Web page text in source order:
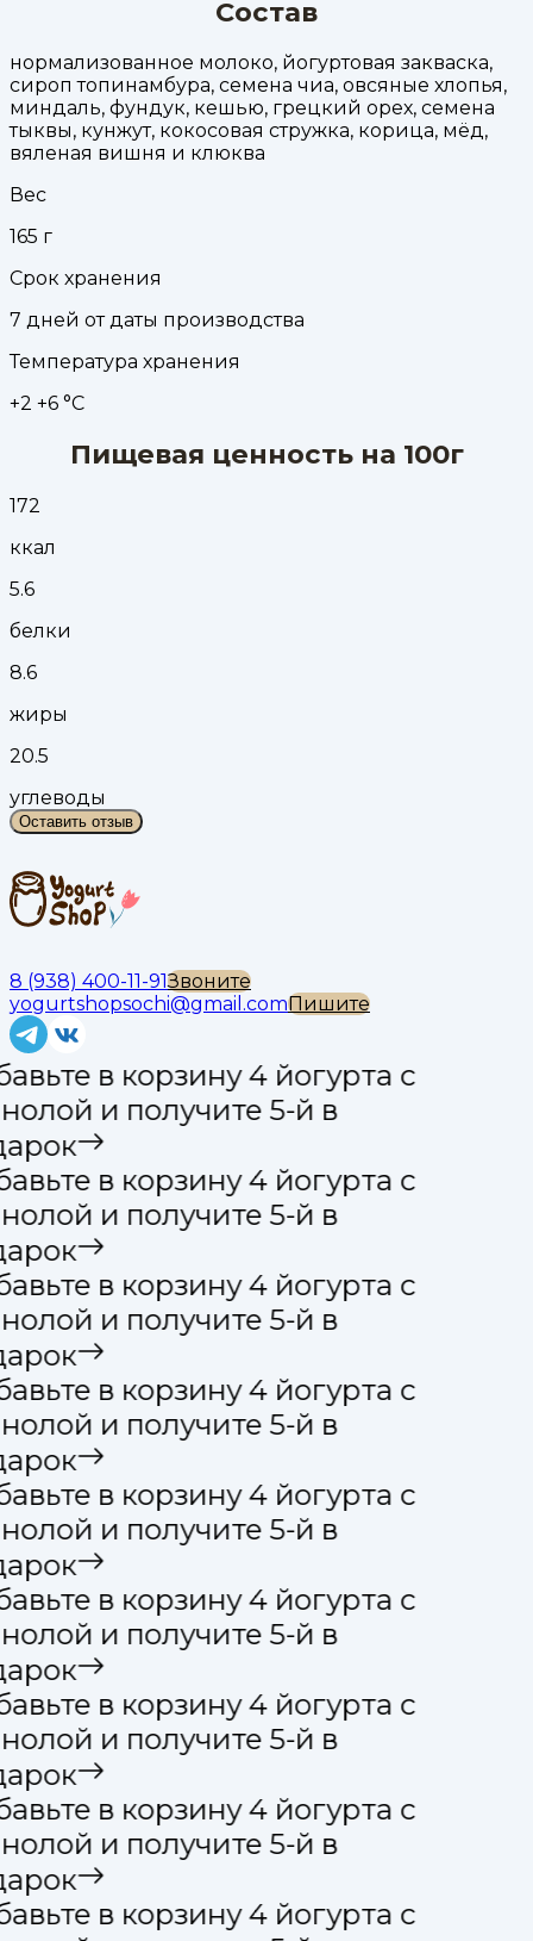
Состав
нормализованное молоко, йогуртовая закваска,
сироп топинамбура, семена чиа, овсяные хлопья,
миндаль, фундук, кешью, грецкий орех, семена
тыквы, кунжут, кокосовая стружка, корица, мёд,
вяленая вишня и клюква
Вес
165 г
Срок хранения
7 дней от даты производства
Температура хранения
+2 +6 °С
Пищевая ценность на 100г
172
ккал
5.6
белки
8.6
жиры
20.5
углеводы
Оставить отзыв
8 (938) 400-11-91Звоните
yogurtshopsochi@gmail.comПишите
в корзину 4 йогурта с
и получите 5-й в
в корзину 4 йогурта с
и получите 5-й в
в корзину 4 йогурта с
и получите 5-й в
в корзину 4 йогурта с
и получите 5-й в
в корзину 4 йогурта с
и получите 5-й в
в корзину 4 йогурта с
и получите 5-й в
в корзину 4 йогурта с
и получите 5-й в
в корзину 4 йогурта с
и получите 5-й в
в корзину 4 йогурта с